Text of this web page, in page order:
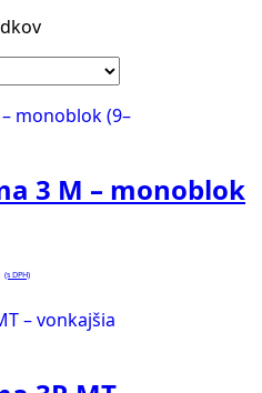
3 M – monoblok
(s DPH)